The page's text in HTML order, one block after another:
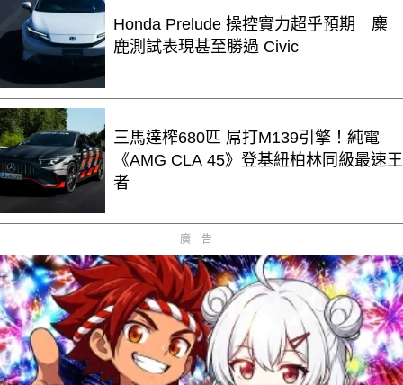
Honda Prelude 操控實力超乎預期 麋
鹿測試表現甚至勝過 Civic
三馬達榨680匹 屌打M139引擎！純電
《AMG CLA 45》登基紐柏林同級最速王
者
廣告